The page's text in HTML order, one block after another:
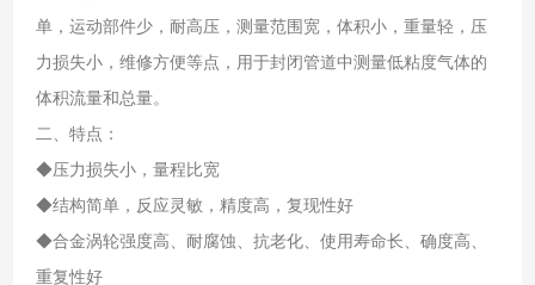
单，运动部件少，耐高压，测量范围宽，体积小，重量轻，压
力损失小，维修方便等点，用于封闭管道中测量低粘度气体的
体积流量和总量。
二、特点：
◆压力损失小，量程比宽
◆结构简单，反应灵敏，精度高，复现性好
◆合金涡轮强度高、耐腐蚀、抗老化、使用寿命长、确度高、
重复性好